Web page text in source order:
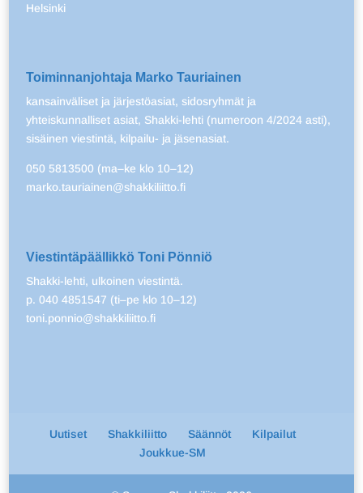
Helsinki
Toiminnanjohtaja Marko Tauriainen
kansainväliset ja järjestöasiat, sidosryhmät ja
yhteiskunnalliset asiat, Shakki-lehti (numeroon 4/2024 asti),
sisäinen viestintä, kilpailu- ja jäsenasiat.
050 5813500 (ma–ke klo 10–12)
marko.tauriainen@shakkiliitto.fi
Viestintäpäällikkö Toni Pönniö
Shakki-lehti, ulkoinen viestintä.
p. 040 4851547 (ti–pe klo 10–12)
toni.ponnio@shakkiliitto.fi
Uutiset Shakkiliitto Säännöt
Kilpailut
Joukkue-SM